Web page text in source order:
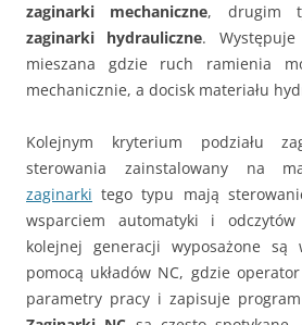
zaginarki mechaniczne, drugim
zaginarki hydrauliczne.
mieszana gdzie ruch ramienia
mechanicznie, a docisk materiału
Kolejnym kryterium podziału
sterowania zainstalowany na
zaginarki tego typu mają
wsparciem automatyki i odczytów
kolejnej generacji wyposażone
pomocą układów NC, gdzie
parametry pracy i zapisuje